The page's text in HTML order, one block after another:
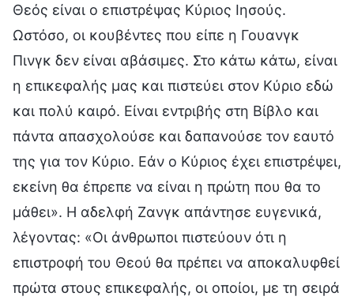
Θεός είναι ο επιστρέψας Κύριος Ιησούς.
Ωστόσο, οι κουβέντες που είπε η Γουανγκ
Πινγκ δεν είναι αβάσιμες. Στο κάτω κάτω, είναι
η επικεφαλής μας και πιστεύει στον Κύριο εδώ
και πολύ καιρό. Είναι εντριβής στη Βίβλο και
πάντα απασχολούσε και δαπανούσε τον εαυτό
της για τον Κύριο. Εάν ο Κύριος έχει επιστρέψει,
εκείνη θα έπρεπε να είναι η πρώτη που θα το
μάθει». Η αδελφή Ζανγκ απάντησε ευγενικά,
λέγοντας: «Οι άνθρωποι πιστεύουν ότι η
επιστροφή του Θεού θα πρέπει να αποκαλυφθεί
πρώτα στους επικεφαλής, οι οποίοι, με τη σειρά